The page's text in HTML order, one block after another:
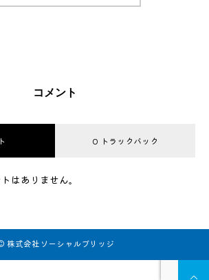
コメント
0 トラックバック
はありません。
株式会社ソーシャルブリッジ